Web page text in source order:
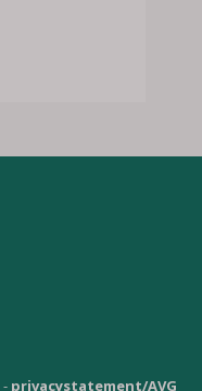
- privacystatement/AVG